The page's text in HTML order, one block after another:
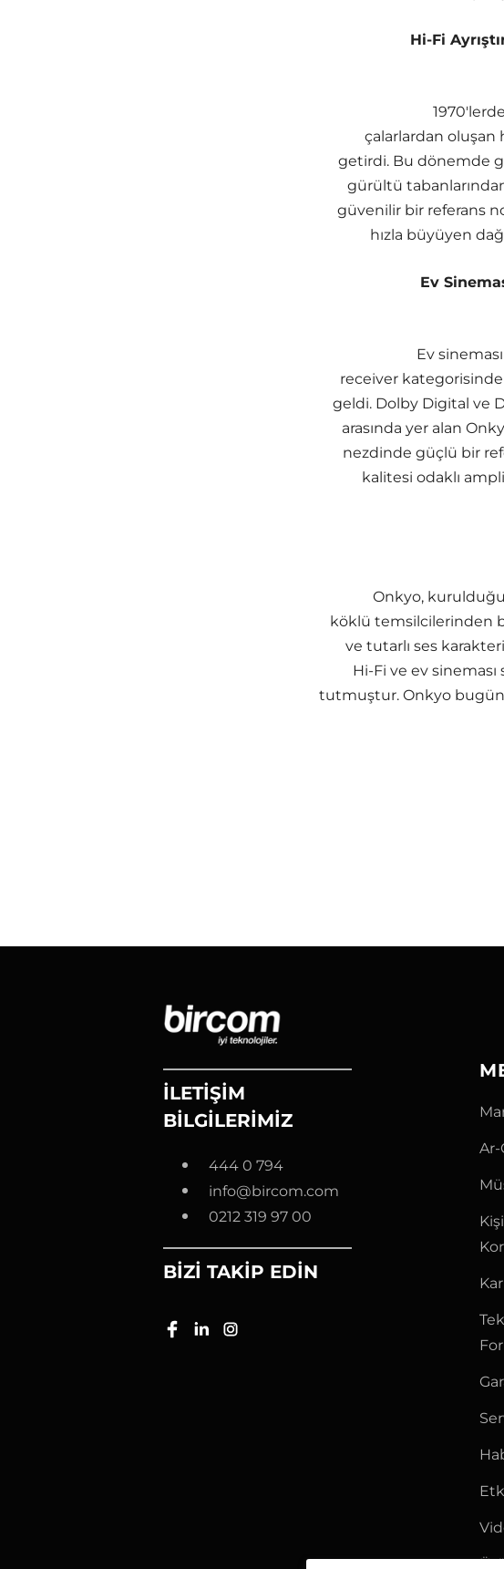
Hi-Fi
çalarlardan oluşan
getirdi. Bu dönemde
gürültü
güvenilir bir referans
hızla büyüyen
Ev
Ev
receiver
geldi. Dolby Digital ve
arasında yer alan
nezdinde güçlü bir
kalitesi odaklı
Onkyo,
köklü temsilcilerinden
ve tutarlı ses
Hi-Fi ve ev
tutmuştur. Onkyo bugün
İLETİŞİM
BİLGİLERİMİZ
444 0 794
info@bircom.com
0212 319 97 00
BİZİ TAKİP EDİN
Ar-